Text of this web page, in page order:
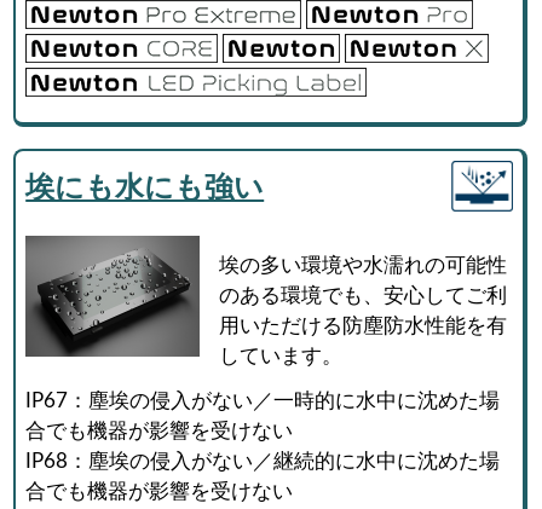
埃にも水にも強い
埃の多い環境や水濡れの可能性
のある環境でも、安心してご利
用いただける防塵防水性能を有
しています。
IP67：塵埃の侵入がない／一時的に水中に沈めた場
合でも機器が影響を受けない
IP68：塵埃の侵入がない／継続的に水中に沈めた場
合でも機器が影響を受けない